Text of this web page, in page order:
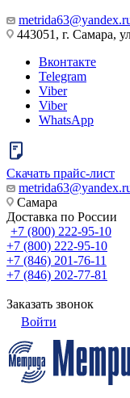
443051, г. Самара,
Вконтакте
Telegram
Viber
Viber
WhatsApp
Скачать прайс-лист
Самара
Доставка по России
+7 (800) 222-95-10
+7 (800) 222-95-10
+7 (846) 201-76-11
+7 (846) 202-77-81
Заказать звонок
Войти